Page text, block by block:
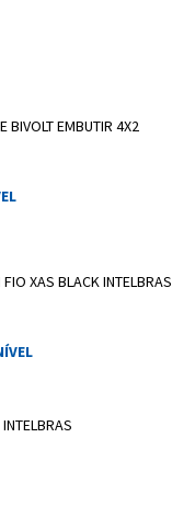
BIVOLT EMBUTIR 4X2
XAS BLACK INTELBRAS